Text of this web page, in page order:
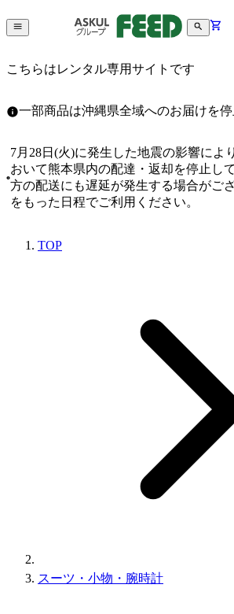
こちらはレンタル専用サイトです
一部商品は沖縄県全域へのお届けを
7月28日(火)に発生した地震の影響によ
おいて熊本県内の配達・返却を停止し
方の配送にも遅延が発生する場合がご
をもった日程でご利用ください。
TOP
スーツ・小物・腕時計